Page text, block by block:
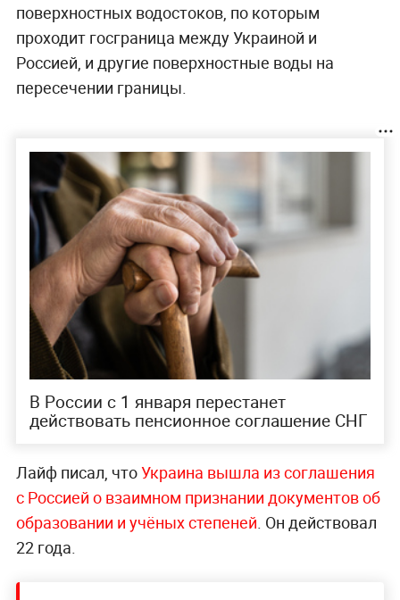
поверхностных водостоков, по которым
проходит госграница между Украиной и
Россией, и другие поверхностные воды на
пересечении границы.
В России с 1 января перестанет
действовать пенсионное соглашение СНГ
Лайф писал, чтоУкраина вышла из соглашения
с Россией о взаимном признании документов об
образовании и учёных степеней . Он действовал
22 года.